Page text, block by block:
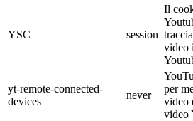
YSC session
Il
video
yt-remote-connected-
devices
never
per
video
video